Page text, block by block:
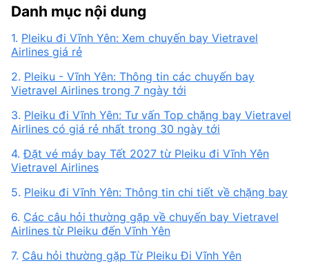
Danh mục nội dung
1. Pleiku đi Vĩnh Yên: Xem chuyến bay Vietravel
Airlines giá rẻ
2. Pleiku - Vĩnh Yên: Thông tin các chuyến bay
Vietravel Airlines trong 7 ngày tới
3. Pleiku đi Vĩnh Yên: Tư vấn Top chặng bay Vietravel
Airlines có giá rẻ nhất trong 30 ngày tới
4.Đặt vé máy bay Tết 2027 từ Pleiku đi Vĩnh Yên
Vietravel Airlines
5. Pleiku đi Vĩnh Yên: Thông tin chi tiết về chặng bay
6. Các câu hỏi thường gặp về chuyến bay Vietravel
Airlines từ Pleiku đến Vĩnh Yên
7. Câu hỏi thường gặp Từ Pleiku Đi Vĩnh Yên